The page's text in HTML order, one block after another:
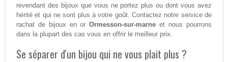
revendant des bijoux que vous ne portez plus ou dont vous avez
hérité et qui ne sont plus à votre goût. Contactez notre service de
rachat de bijoux en orOrmesson-sur-marne et nous pourrons
dans la plupart des cas vous en offrir le meilleur prix.
Se séparer d'un bijou qui ne vous plait plus ?